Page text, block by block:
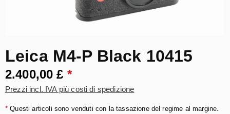
Leica M4-P Black 10415
2.400,00 £ *
Prezzi incl. IVA più costi di spedizione
* Questi articoli sono venduti con la tassazione del regime al margine.